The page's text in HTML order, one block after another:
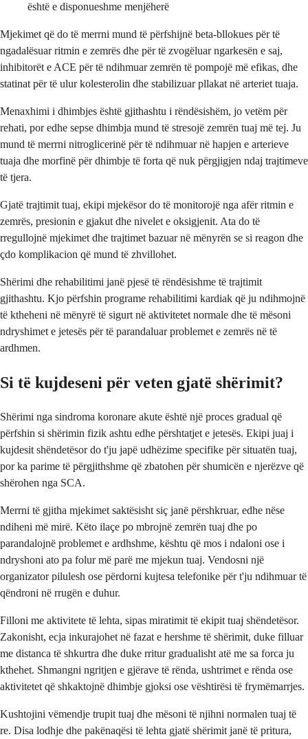
është e disponueshme menjëherë
Mjekimet që do të merrni mund të përfshijnë beta-bllokues për të
ngadalësuar ritmin e zemrës dhe për të zvogëluar ngarkesën e saj,
inhibitorët e ACE për të ndihmuar zemrën të pompojë më efikas, dhe
statinat për të ulur kolesterolin dhe stabilizuar pllakat në arteriet tuaja.
Menaxhimi i dhimbjes është gjithashtu i rëndësishëm, jo vetëm për
rehati, por edhe sepse dhimbja mund të stresojë zemrën tuaj më tej. Ju
mund të merrni nitroglicerinë për të ndihmuar në hapjen e arterieve
tuaja dhe morfinë për dhimbje të forta që nuk përgjigjen ndaj trajtimeve
të tjera.
Gjatë trajtimit tuaj, ekipi mjekësor do të monitorojë nga afër ritmin e
zemrës, presionin e gjakut dhe nivelet e oksigjenit. Ata do të
rregullojnë mjekimet dhe trajtimet bazuar në mënyrën se si reagon dhe
çdo komplikacion që mund të zhvillohet.
Shërimi dhe rehabilitimi janë pjesë të rëndësishme të trajtimit
gjithashtu. Kjo përfshin programe rehabilitimi kardiak që ju ndihmojnë
të ktheheni në mënyrë të sigurt në aktivitetet normale dhe të mësoni
ndryshimet e jetesës për të parandaluar problemet e zemrës në të
ardhmen.
Si të kujdeseni për veten gjatë shërimit?
Shërimi nga sindroma koronare akute është një proces gradual që
përfshin si shërimin fizik ashtu edhe përshtatjet e jetesës. Ekipi juaj i
kujdesit shëndetësor do t'ju japë udhëzime specifike për situatën tuaj,
por ka parime të përgjithshme që zbatohen për shumicën e njerëzve që
shërohen nga SCA.
Merrni të gjitha mjekimet saktësisht siç janë përshkruar, edhe nëse
ndiheni më mirë. Këto ilaçe po mbrojnë zemrën tuaj dhe po
parandalojnë problemet e ardhshme, kështu që mos i ndaloni ose i
ndryshoni ato pa folur më parë me mjekun tuaj. Vendosni një
organizator pilulesh ose përdorni kujtesa telefonike për t'ju ndihmuar të
qëndroni në rrugën e duhur.
Filloni me aktivitete të lehta, sipas miratimit të ekipit tuaj shëndetësor.
Zakonisht, ecja inkurajohet në fazat e hershme të shërimit, duke filluar
me distanca të shkurtra dhe duke rritur gradualisht atë me sa forca ju
kthehet. Shmangni ngritjen e gjërave të rënda, ushtrimet e rënda ose
aktivitetet që shkaktojnë dhimbje gjoksi ose vështirësi të frymëmarrjes.
Kushtojini vëmendje trupit tuaj dhe mësoni të njihni normalen tuaj të
re. Disa lodhje dhe pakënaqësi të lehta gjatë shërimit janë të pritura,